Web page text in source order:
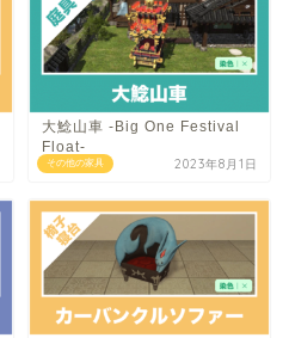
その他の家具
大鯰山車 -Big One Festival
Float-
2023年8月1日